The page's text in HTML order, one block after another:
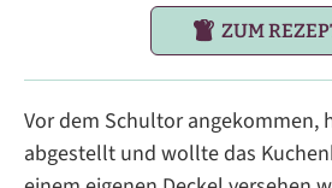
ZUM
Vor dem Schultor angekommen,
abgestellt und wollte das